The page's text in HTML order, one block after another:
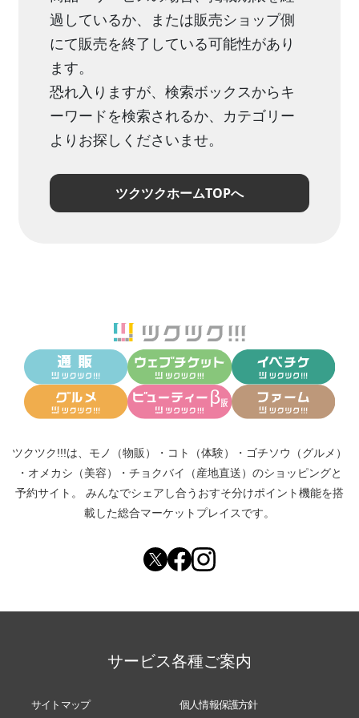
過しているか、または販売ショップ側
にて販売を終了している可能性があり
ます。
恐れ入りますが、検索ボックスからキ
ーワードを検索されるか、カテゴリー
よりお探しくださいませ。
ツクツクホームTOPへ
ツクツク!!!は、 モノ（物販） ・ コト（体験） ・ ゴチソウ（グルメ）
・ オメカシ（美容） ・ チョクバイ（産地直送） のショッピングと
予約サイト。
みんなでシェアし合う おすそ分けポイント機能を搭
載した総合マーケットプレイスです。
サービス各種ご案内
サイトマップ 個人情報保護方針